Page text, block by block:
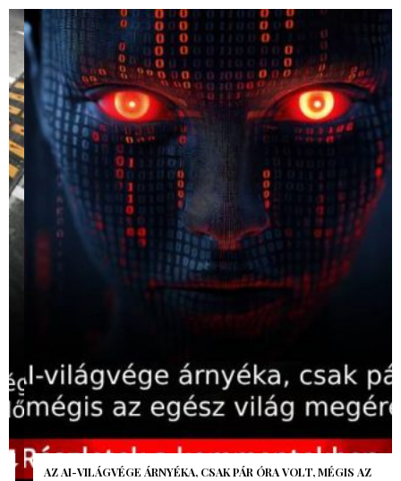
AZ AI-VILÁGVÉGE ÁRNYÉKA, CSAK PÁR ÓRA VOLT, MÉGIS AZ